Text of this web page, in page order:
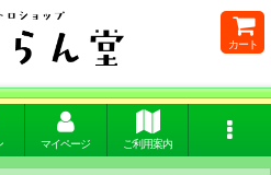
カート
マイページ ご利用案内